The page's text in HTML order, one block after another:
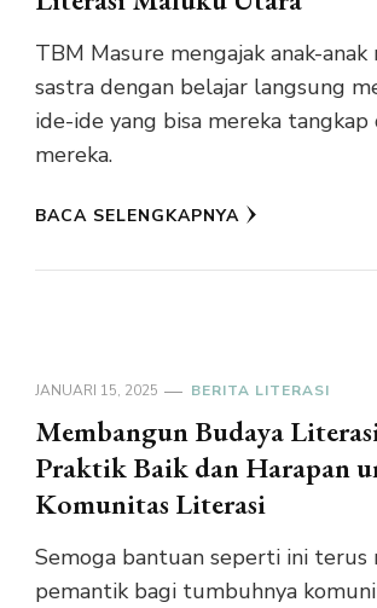
TBM Masure mengajak anak-anak
sastra dengan belajar langsung
ide-ide yang bisa mereka
mereka.
BACA SELENGKAPNYA
JANUARI 15, 2025 BERITA LITERASI
Membangun Budaya
Praktik Baik dan Harapan
Komunitas Literasi
Semoga bantuan seperti ini terus
pemantik bagi tumbuhnya